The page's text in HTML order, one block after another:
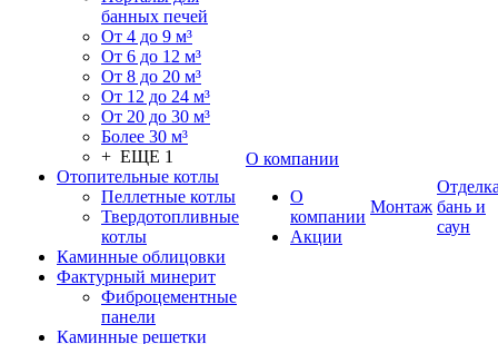
банных печей
От 4 до 9 м³
От 6 до 12 м³
От 8 до 20 м³
От 12 до 24 м³
От 20 до 30 м³
Более 30 м³
+ ЕЩЕ 1
Отопительные котлы
Пеллетные котлы
Твердотопливные
котлы
Каминные облицовки
Фактурный минерит
Фиброцементные
панели
Каминные решетки
О компании
О
компании
Акции
Монтаж бань и
саун